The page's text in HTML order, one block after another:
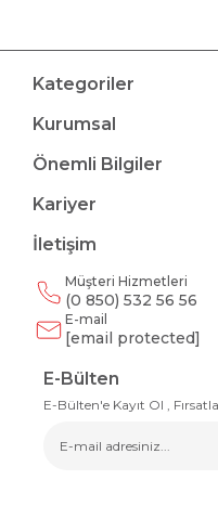
Kategoriler
Kurumsal
Önemli Bilgiler
Kariyer
İletişim
Müşteri Hizmetleri
(0 850) 532 56 56
E-mail
[email protected]
E-Bülten
E-Bülten'e Kayıt Ol ,